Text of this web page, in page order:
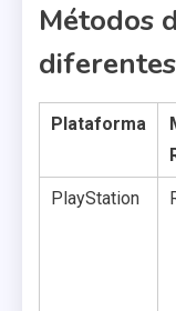
Métodos
Plataforma
PlayStation